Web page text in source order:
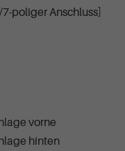
poliger Anschluss]
vorne
hinten